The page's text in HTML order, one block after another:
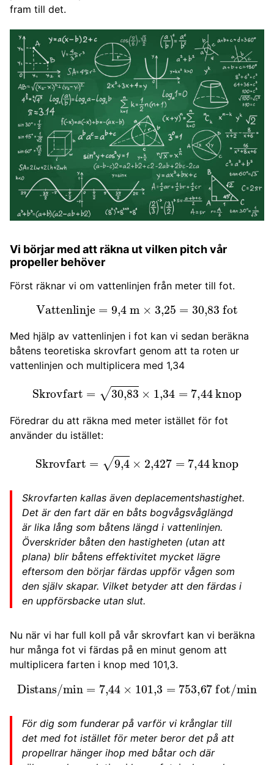
fram till det.
Vi börjar med att räkna ut vilken pitch vår
propeller behöver
Först räknar vi om vattenlinjen från meter till fot.
Vattenlinje= 9, 4 m ×3,25=30,83fot
Med hjälp av vattenlinjen i fot kan vi sedan beräkna
båtens teoretiska skrovfart genom att ta roten ur
vattenlinjen och multiplicera med 1,34
Skrovfart 30,83× 34 = 44 knop
Föredrar du att räkna med meter istället för fot
använder du istället:
Skrovfart ,4× = 44 knop
Skrovfarten kallas även deplacementshastighet.
Det är den fart där en båts bogvågsvåglängd
är lika lång som båtens längd i vattenlinjen.
Överskrider båten den hastigheten (utan att
plana) blir båtens effektivitet mycket lägre
eftersom den börjar färdas uppför vågen som
den själv skapar. Vilket betyder att den färdas i
en uppförsbacke utan slut.
Nu när vi har full koll på vår skrovfart kan vi beräkna
hur många fot vi färdas på en minut genom att
multiplicera farten i knop med 101,3.
Distans/min 7, 44 × 101, 3= 753,67fot/min
För dig som funderar på varför vi krånglar till
det med fot istället för meter beror det på att
propellrar hänger ihop med båtar och där